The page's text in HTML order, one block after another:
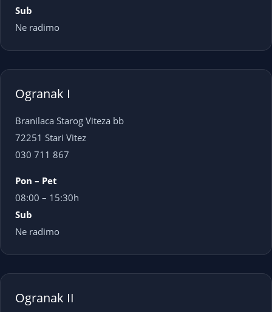
Sub
Ne radimo
Ogranak I
Branilaca Starog Viteza bb
72251 Stari Vitez
030 711 867
Pon – Pet
08:00 – 15:30h
Sub
Ne radimo
Ogranak II